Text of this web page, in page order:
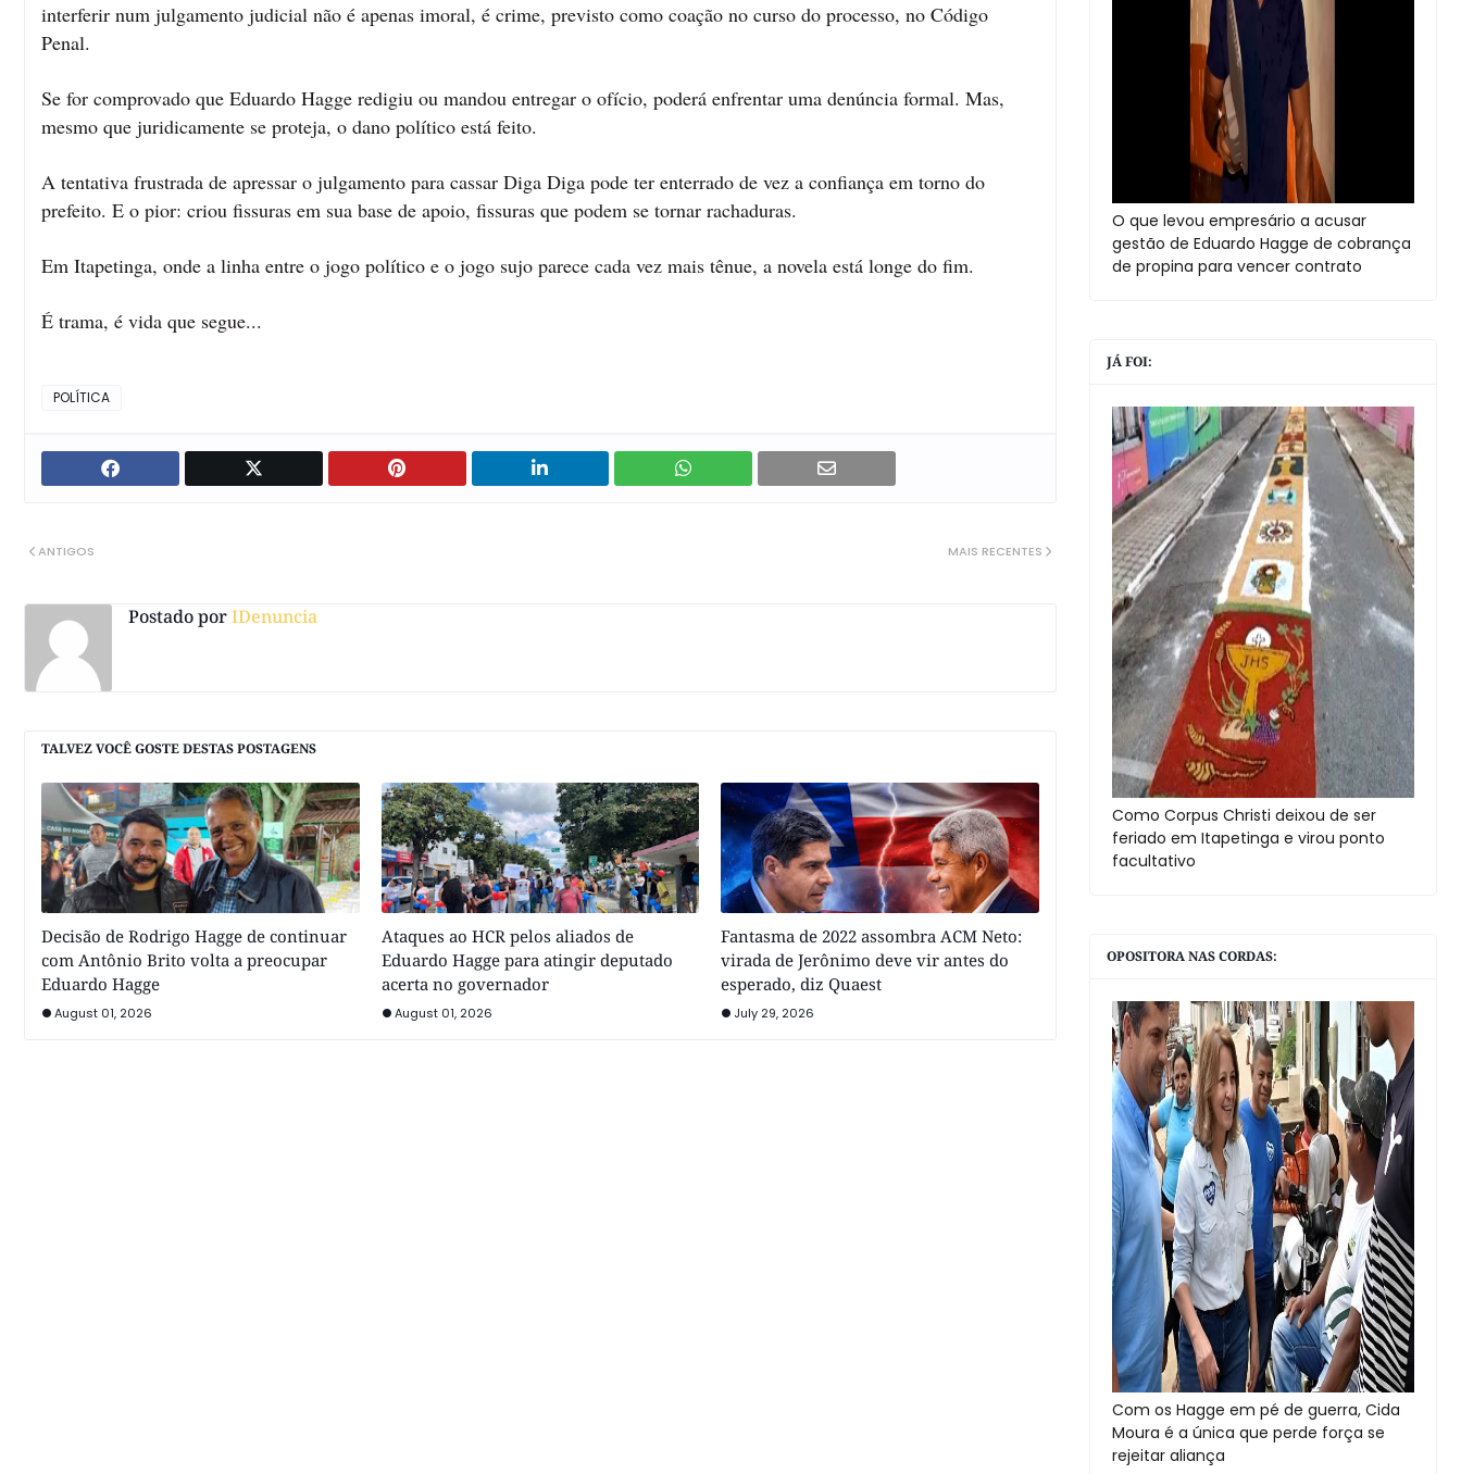
interferir num julgamento judicial não é apenas imoral, é crime, previsto como coação no curso do processo, no Código
Penal.
Se for comprovado que Eduardo Hagge redigiu ou mandou entregar o ofício, poderá enfrentar uma denúncia formal. Mas,
mesmo que juridicamente se proteja, o dano político está feito.
A tentativa frustrada de apressar o julgamento para cassar Diga Diga pode ter enterrado de vez a confiança em torno do
prefeito. E o pior: criou fissuras em sua base de apoio, fissuras que podem se tornar rachaduras.
Em Itapetinga, onde a linha entre o jogo político e o jogo sujo parece cada vez mais tênue, a novela está longe do fim.
É trama, é vida que segue...
POLÍTICA
MAIS RECENTES
ANTIGOS
Postado porIDenuncia
TALVEZ VOCÊ GOSTE DESTAS POSTAGENS
Decisão de Rodrigo Hagge de continuar
com Antônio Brito volta a preocupar
Eduardo Hagge
August 01, 2026
Ataques ao HCR pelos aliados de
Eduardo Hagge para atingir deputado
acerta no governador
August 01, 2026
Fantasma de 2022 assombra ACM Neto:
virada de Jerônimo deve vir antes do
esperado, diz Quaest
July 29, 2026
O que levou empresário a acusar
gestão de Eduardo Hagge de cobrança
de propina para vencer contrato
JÁ FOI:
Como Corpus Christi deixou de ser
feriado em Itapetinga e virou ponto
facultativo
OPOSITORA NAS CORDAS:
Com os Hagge em pé de guerra, Cida
Moura é a única que perde força se
rejeitar aliança